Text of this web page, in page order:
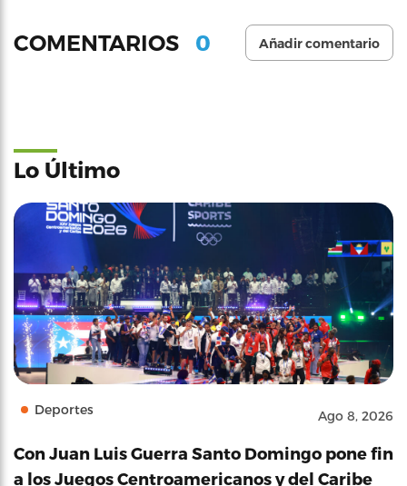
COMENTARIOS 0 Añadir comentario
Lo Último
Deportes Ago 8, 2026
Con Juan Luis Guerra Santo Domingo pone fin
a los Juegos Centroamericanos y del Caribe